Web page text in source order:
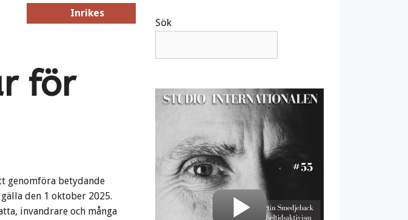
Inrikes
Inrikes
för
genomföra betydande
den 1 oktober 2025.
invandrare och många
Sök